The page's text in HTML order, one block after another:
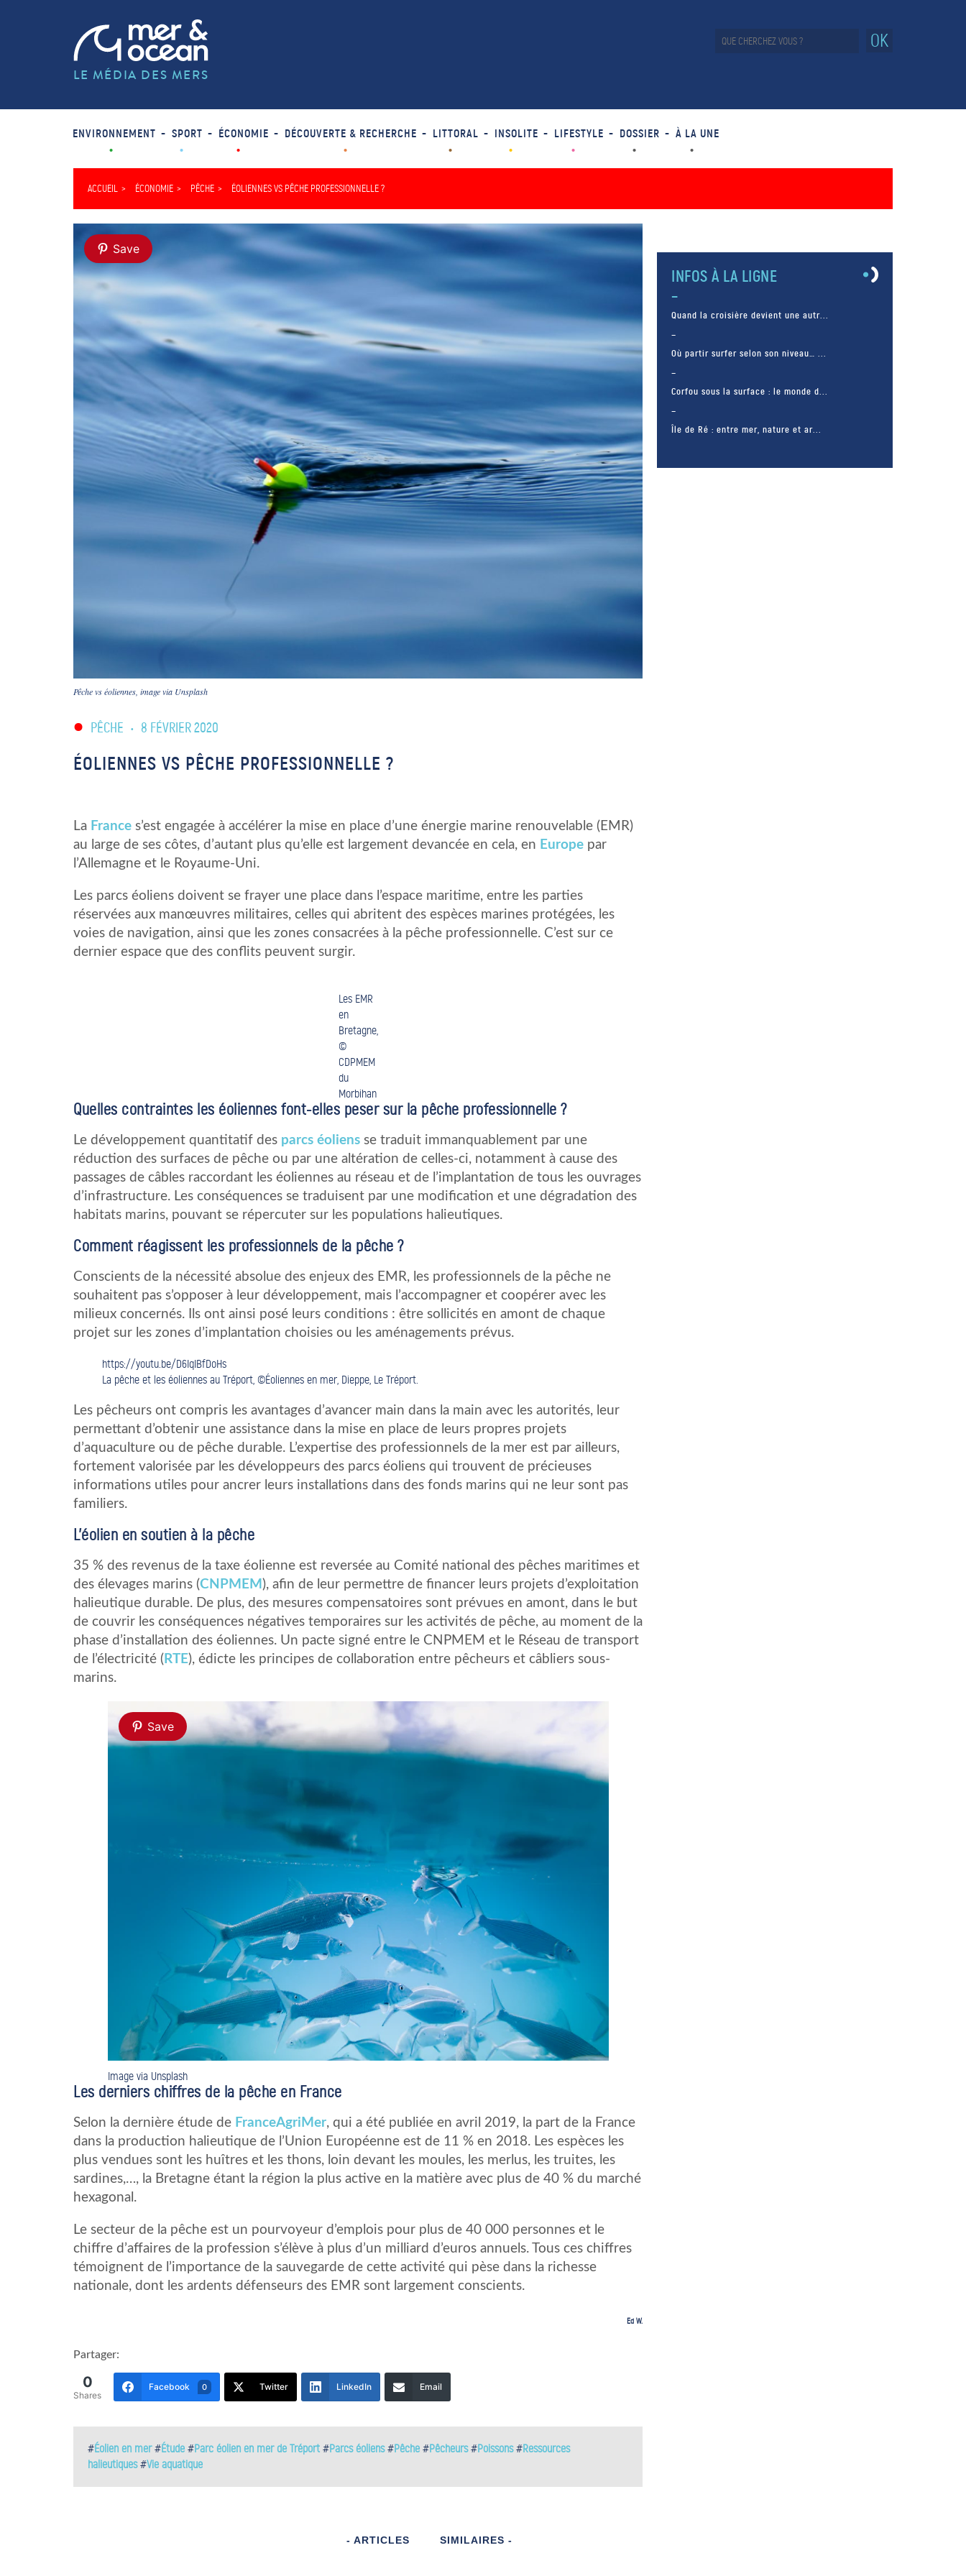
LE MÉDIA DES MERS
OK
ENVIRONNEMENT SPORT ÉCONOMIE DÉCOUVERTE & RECHERCHE LITTORAL INSOLITE LIFESTYLE DOSSIER À LA UNE
ACCUEIL ÉCONOMIE PÊCHE ÉOLIENNES VS PÊCHE PROFESSIONNELLE ?
Save
Pêche vs éoliennes, image via Unsplash
PÊCHE • 8 FÉVRIER 2020
ÉOLIENNES VS PÊCHE PROFESSIONNELLE ?
La France s’est engagée à accélérer la mise en place d’une énergie marine renouvelable (EMR)
au large de ses côtes, d’autant plus qu’elle est largement devancée en cela, en Europe par
l’Allemagne et le Royaume-Uni.
Les parcs éoliens doivent se frayer une place dans l’espace maritime, entre les parties
réservées aux manœuvres militaires, celles qui abritent des espèces marines protégées, les
voies de navigation, ainsi que les zones consacrées à la pêche professionnelle. C’est sur ce
dernier espace que des conflits peuvent surgir.
Les EMR
en
Bretagne,
©
CDPMEM
du
Morbihan
Quelles contraintes les éoliennes font-elles peser sur la pêche professionnelle ?
Le développement quantitatif des parcs éoliens se traduit immanquablement par une
réduction des surfaces de pêche ou par une altération de celles-ci, notamment à cause des
passages de câbles raccordant les éoliennes au réseau et de l’implantation de tous les ouvrages
d’infrastructure. Les conséquences se traduisent par une modification et une dégradation des
habitats marins, pouvant se répercuter sur les populations halieutiques.
Comment réagissent les professionnels de la pêche ?
Conscients de la nécessité absolue des enjeux des EMR, les professionnels de la pêche ne
souhaitent pas s’opposer à leur développement, mais l’accompagner et coopérer avec les
milieux concernés. Ils ont ainsi posé leurs conditions : être sollicités en amont de chaque
projet sur les zones d’implantation choisies ou les aménagements prévus.
https://youtu.be/D6IqIBfDoHs
La pêche et les éoliennes au Tréport, ©Éoliennes en mer, Dieppe, Le Tréport.
Les pêcheurs ont compris les avantages d’avancer main dans la main avec les autorités, leur
permettant d’obtenir une assistance dans la mise en place de leurs propres projets
d’aquaculture ou de pêche durable. L’expertise des professionnels de la mer est par ailleurs,
fortement valorisée par les développeurs des parcs éoliens qui trouvent de précieuses
informations utiles pour ancrer leurs installations dans des fonds marins qui ne leur sont pas
familiers.
L’éolien en soutien à la pêche
35 % des revenus de la taxe éolienne est reversée au Comité national des pêches maritimes et
des élevages marins (CNPMEM ), afin de leur permettre de financer leurs projets d’exploitation
halieutique durable. De plus, des mesures compensatoires sont prévues en amont, dans le but
de couvrir les conséquences négatives temporaires sur les activités de pêche, au moment de la
phase d’installation des éoliennes. Un pacte signé entre le CNPMEM et le Réseau de transport
de l’électricité ( RTE), édicte les principes de collaboration entre pêcheurs et câbliers sous-
marins.
Save
Image via Unsplash
Les derniers chiffres de la pêche en France
Selon la dernière étude de FranceAgriMer, qui a été publiée en avril 2019, la part de la France
dans la production halieutique de l’Union Européenne est de 11 % en 2018. Les espèces les
plus vendues sont les huîtres et les thons, loin devant les moules, les merlus, les truites, les
sardines,…, la Bretagne étant la région la plus active en la matière avec plus de 40 % du marché
hexagonal.
Le secteur de la pêche est un pourvoyeur d’emplois pour plus de 40 000 personnes et le
chiffre d’affaires de la profession s’élève à plus d’un milliard d’euros annuels. Tous ces chiffres
témoignent de l’importance de la sauvegarde de cette activité qui pèse dans la richesse
nationale, dont les ardents défenseurs des EMR sont largement conscients.
Ed W.
Partager:
0
Shares
Facebook 0 Twitter LinkedIn Email
#Éolien en mer#Étude #Parc éolien en mer de Tréport #Parcs éoliens#Pêche #Pêcheurs#Poissons#Ressources
halieutiques#Vie aquatique
INFOS À LA LIGNE
Quand la croisière devient une autr...
Où partir surfer selon son niveau… ...
Corfou sous la surface : le monde d...
Île de Ré : entre mer, nature et ar...
- ARTICLES SIMILAIRES -